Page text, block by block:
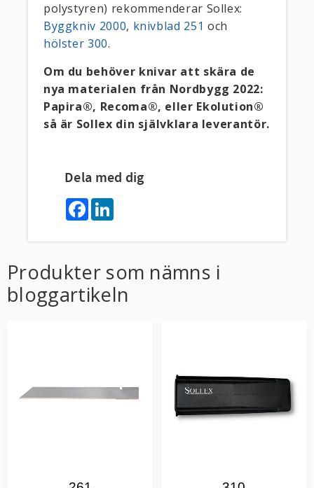
polystyren) rekommenderar Sollex:
Byggkniv 2000, knivblad 251 och
hölster 300.
Om du behöver knivar att skära de
nya materialen från Nordbygg 2022:
Papira®, Recoma®, eller Ekolution®
så är Sollex din självklara leverantör.
Dela med dig
F
a
o
k
L
i
I
n
Produkter som nämns i
bloggartikeln